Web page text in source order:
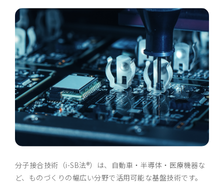
分子接合技術（i-SB法®）は、自動車・半導体・医療機器な
ど、ものづくりの幅広い分野で活用可能な基盤技術です。